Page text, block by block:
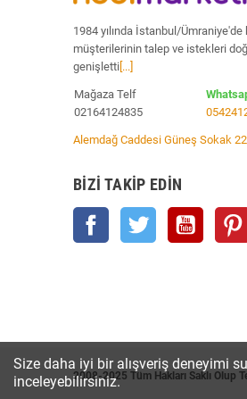
1984 yılında İstanbul/Ümraniye'de
müşterilerinin talep ve istekleri
genişletti [...]
Mağaza Telf
02164124835
Alemdağ Caddesi Güneş Sokak
BIZI TAKIP EDIN
Facebook Twitter YouTube
2008-2025 Tüm Hakları Saklı Olup
Size daha iyi bir alışveriş deneyimi
inceleyebilirsiniz.